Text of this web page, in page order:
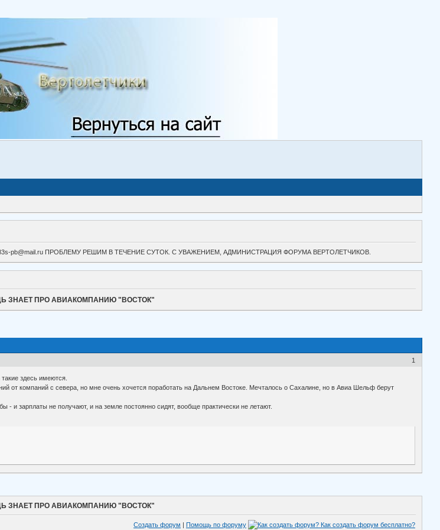
pb@mail.ru ПРОБЛЕМУ РЕШИМ В ТЕЧЕНИЕ СУТОК. С УВАЖЕНИЕМ, АДМИНИСТРАЦИЯ ФОРУМА ВЕРТОЛЕТЧИКОВ.
ЗНАЕТ ПРО АВИАКОМПАНИЮ "ВОСТОК"
1
здесь имеются.
от компаний с севера, но мне очень хочется поработать на Дальнем Востоке. Мечталось о Сахалине, но в Авиа Шельф берут
- и зарплаты не получают, и на земле постоянно сидят, вообще практически не летают.
ЗНАЕТ ПРО АВИАКОМПАНИЮ "ВОСТОК"
Создать форум | Помощь по форуму